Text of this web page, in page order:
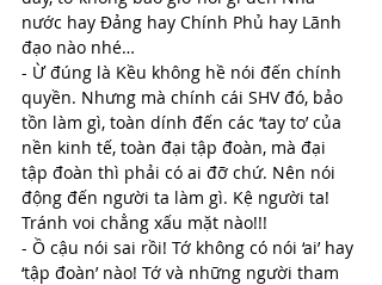
nước hay Đảng hay Chính Phủ hay Lãnh
đạo nào nhé…
- Ừ đúng là Kều không hề nói đến chính
quyền. Nhưng mà chính cái SHV đó, bảo
tồn làm gì, toàn dính đến các ‘tay to’ của
nền kinh tế, toàn đại tập đoàn, mà đại
tập đoàn thì phải có ai đỡ chứ. Nên nói
động đến người ta làm gì. Kệ người ta!
Tránh voi chẳng xấu mặt nào!!!
- Ồ cậu nói sai rồi! Tớ không có nói ‘ai’ hay
‘tập đoàn’ nào! Tớ và những người tham